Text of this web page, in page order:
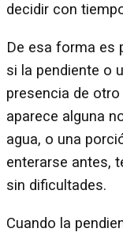
decidir con
De esa forma es
si la pendiente o
presencia de
aparece alguna
agua, o una
enterarse antes,
sin dificultades.
Cuando la